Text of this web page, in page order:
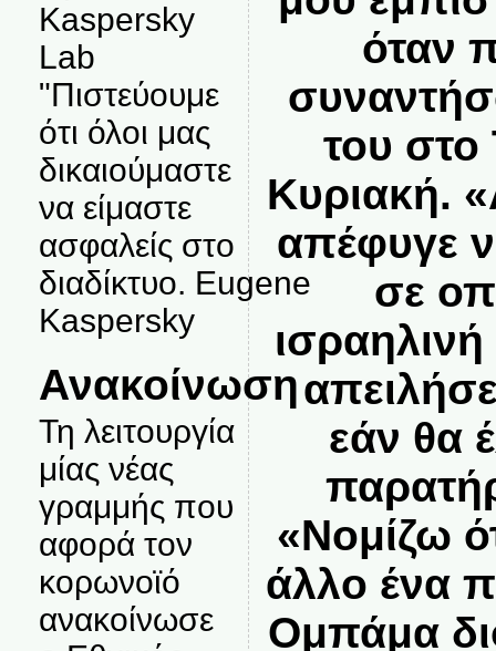
Kaspersky
Lab
"Πιστεύουμε
ότι όλοι μας
δικαιούμαστε
να είμαστε
ασφαλείς στο
διαδίκτυο. Eugene
Kaspersky
Ανακοίνωση
Τη λειτουργία
μίας νέας
γραμμής που
αφορά τον
κορωνοϊό
ανακοίνωσε
όταν
του στο
Κυριακή.
απέφυγε
σε
ισραηλινή
εάν θα
«Νομίζω
άλλο ένα
Ομπάμα